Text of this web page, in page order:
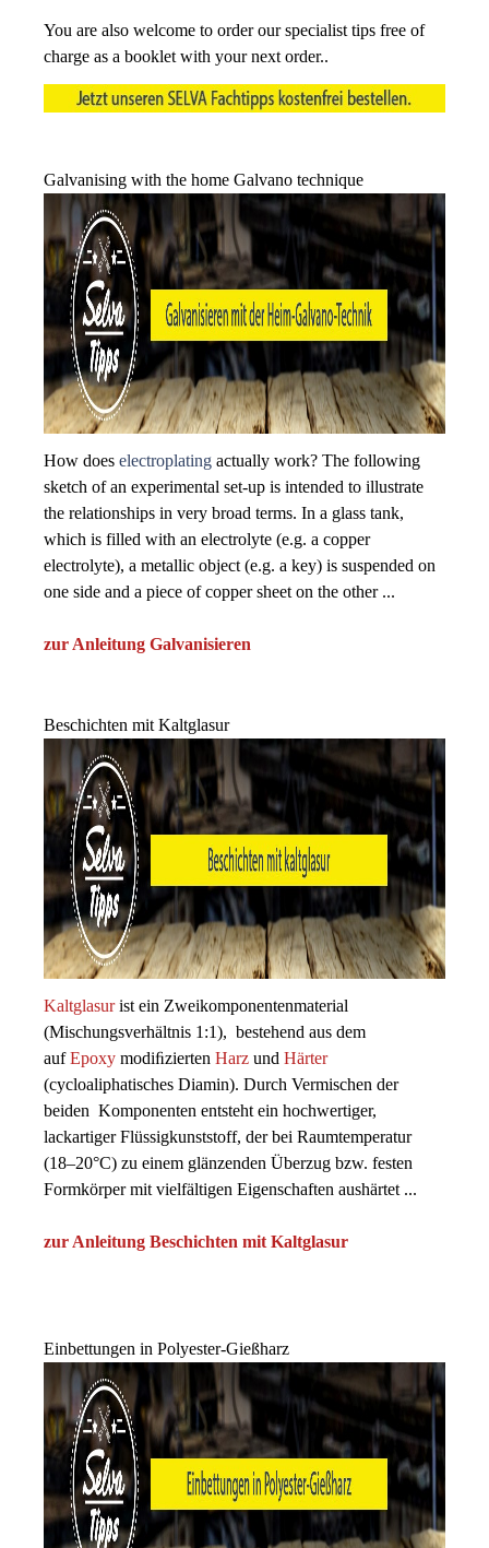
You are also welcome to order our specialist tips free of
charge as a booklet with your next order..
Galvanising with the home Galvano technique
How does electroplating actually work? The following
sketch of an experimental set-up is intended to illustrate
the relationships in very broad terms. In a glass tank,
which is filled with an electrolyte (e.g. a copper
electrolyte), a metallic object (e.g. a key) is suspended on
one side and a piece of copper sheet on the other ...
zur Anleitung Galvanisieren
Beschichten mit Kaltglasur
Kaltglasur ist ein Zweikomponentenmaterial
(Mischungsverhältnis 1:1), bestehend aus dem
auf Epoxy modiﬁzierten Harz und Härter
(cycloaliphatisches Diamin). Durch Vermischen der
beiden Komponenten entsteht ein hochwertiger,
lackartiger Flüssigkunststoff, der bei Raumtemperatur
(18–20°C) zu einem glänzenden Überzug bzw. festen
Formkörper mit vielfältigen Eigenschaften aushärtet ...
zur Anleitung Beschichten mit Kaltglasur
Einbettungen in Polyester-Gießharz